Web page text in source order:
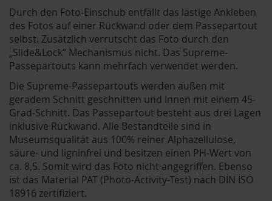
Durch den Foto-Einschub entfällt das lästige Ankleben
des Fotos auf einer Rückwand oder dem Passepartout
selbst. Zusätzlich verrutscht das Foto durch den
„Slide&Lock“ Mechanismus nicht. Das Supreme-
Passepartouts kann mehrfach verwendet werden.
Die Supreme-Passepartouts werden außen mit
geradem Schnitt geschnitten und Innen mit einem 45-
Grad-Schnitt. Das Passepartout besteht aus drei Lagen
inklusive Rückwand. Alle Bestandteile sind in
Museumsqualität aus 100% reiner Alphazellulose,
säure- und ligninfrei und besitzen einen PH-Wert von
ca. 8,5. Somit wird das Foto nicht angegriffen. Ebenso
ist das Material PAT (Photo-Activity-Test) nach DIN ISO
18916 zertifiziert.